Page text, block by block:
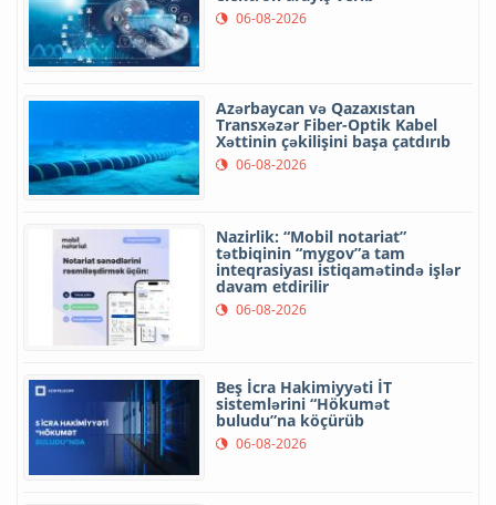
06-08-2026
Azərbaycan və Qazaxıstan
Transxəzər Fiber-Optik Kabel
Xəttinin çəkilişini başa çatdırıb
06-08-2026
Nazirlik: “Mobil notariat”
tətbiqinin “mygov”a tam
inteqrasiyası istiqamətində işlər
davam etdirilir
06-08-2026
Beş İcra Hakimiyyəti İT
sistemlərini “Hökumət
buludu”na köçürüb
06-08-2026